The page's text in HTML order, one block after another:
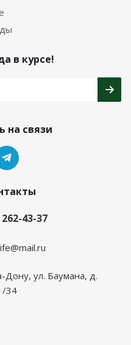
в курсе!
на связи
43-37
Дону, ул. Баумана, д.
34